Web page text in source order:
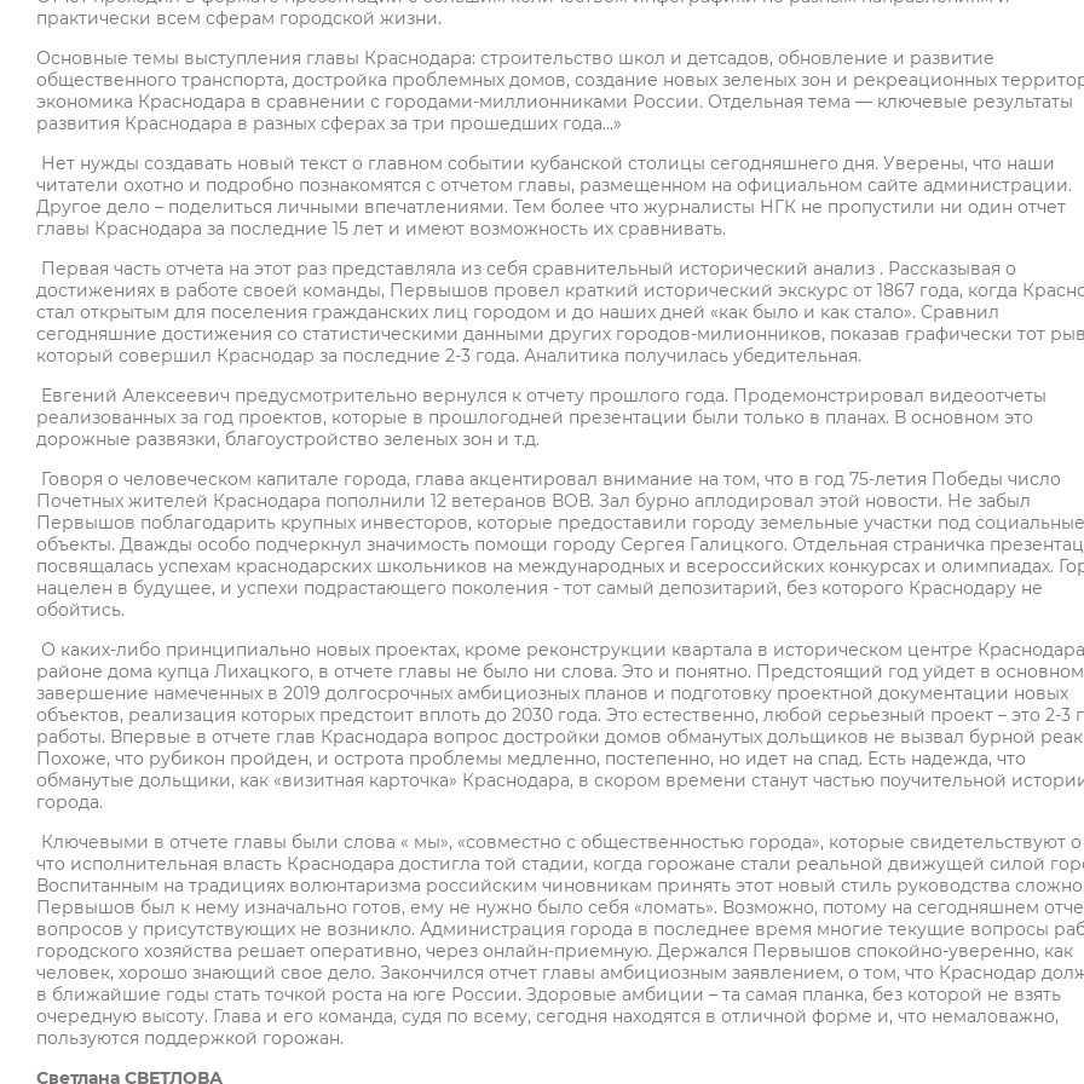
практически всем сферам городской жизни.
Основные темы выступления главы Краснодара: строительство школ и детсадов, обновление и развитие
общественного транспорта, достройка проблемных домов, создание новых зеленых зон и рекреационных
экономика Краснодара в сравнении с городами-миллионниками России. Отдельная тема — ключевые результаты
развития Краснодара в разных сферах за три прошедших года…»
Нет нужды создавать новый текст о главном событии кубанской столицы сегодняшнего дня. Уверены, что наши
читатели охотно и подробно познакомятся с отчетом главы, размещенном на официальном сайте администрации.
Другое дело – поделиться личными впечатлениями. Тем более что журналисты НГК не пропустили ни один отчет
главы Краснодара за последние 15 лет и имеют возможность их сравнивать.
Первая часть отчета на этот раз представляла из себя сравнительный исторический анализ . Рассказывая о
достижениях в работе своей команды, Первышов провел краткий исторический экскурс от 1867 года, когда
стал открытым для поселения гражданских лиц городом и до наших дней «как было и как стало». Сравнил
сегодняшние достижения со статистическими данными других городов-милионников, показав графически тот
который совершил Краснодар за последние 2-3 года. Аналитика получилась убедительная.
Евгений Алексеевич предусмотрительно вернулся к отчету прошлого года. Продемонстрировал видеоотчеты
реализованных за год проектов, которые в прошлогодней презентации были только в планах. В основном это
дорожные развязки, благоустройство зеленых зон и т.д.
Говоря о человеческом капитале города, глава акцентировал внимание на том, что в год 75-летия Победы число
Почетных жителей Краснодара пополнили 12 ветеранов ВОВ. Зал бурно аплодировал этой новости. Не забыл
Первышов поблагодарить крупных инвесторов, которые предоставили городу земельные участки под социальные
объекты. Дважды особо подчеркнул значимость помощи городу Сергея Галицкого. Отдельная страничка
посвящалась успехам краснодарских школьников на международных и всероссийских конкурсах и олимпиадах.
нацелен в будущее, и успехи подрастающего поколения - тот самый депозитарий, без которого Краснодару не
обойтись.
О каких-либо принципиально новых проектах, кроме реконструкции квартала в историческом центре
районе дома купца Лихацкого, в отчете главы не было ни слова. Это и понятно. Предстоящий год уйдет в
завершение намеченных в 2019 долгосрочных амбициозных планов и подготовку проектной документации новых
объектов, реализация которых предстоит вплоть до 2030 года. Это естественно, любой серьезный проект – это 2-3
работы. Впервые в отчете глав Краснодара вопрос достройки домов обманутых дольщиков не вызвал бурной
Похоже, что рубикон пройден, и острота проблемы медленно, постепенно, но идет на спад. Есть надежда, что
обманутые дольщики, как «визитная карточка» Краснодара, в скором времени станут частью поучительной
города.
Ключевыми в отчете главы были слова « мы», «совместно с общественностью города», которые свидетельствуют
что исполнительная власть Краснодара достигла той стадии, когда горожане стали реальной движущей силой
Воспитанным на традициях волюнтаризма российским чиновникам принять этот новый стиль руководства
Первышов был к нему изначально готов, ему не нужно было себя «ломать». Возможно, потому на сегодняшнем
вопросов у присутствующих не возникло. Администрация города в последнее время многие текущие вопросы
городского хозяйства решает оперативно, через онлайн-приемную. Держался Первышов спокойно-уверенно, как
человек, хорошо знающий свое дело. Закончился отчет главы амбициозным заявлением, о том, что Краснодар
в ближайшие годы стать точкой роста на юге России. Здоровые амбиции – та самая планка, без которой не взять
очередную высоту. Глава и его команда, судя по всему, сегодня находятся в отличной форме и, что немаловажно,
пользуются поддержкой горожан.
Светлана СВЕТЛОВА